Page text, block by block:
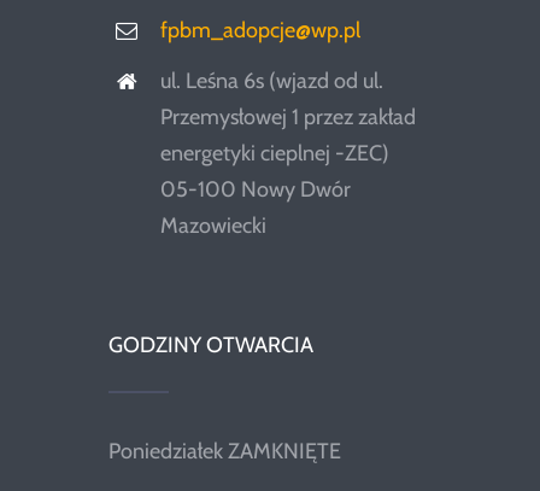
fpbm_adopcje@wp.pl
ul. Leśna 6s (wjazd od ul.
Przemysłowej 1 przez zakład
energetyki cieplnej -ZEC)
05-100 Nowy Dwór
Mazowiecki
GODZINY OTWARCIA
Poniedziałek ZAMKNIĘTE